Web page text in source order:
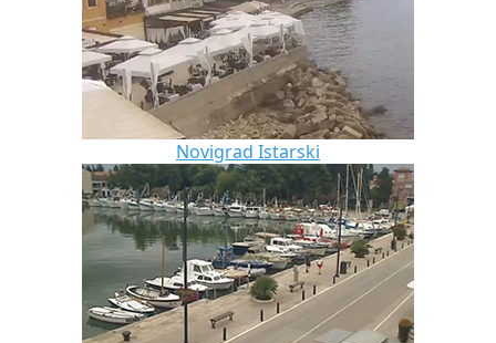
Novigrad Istarski